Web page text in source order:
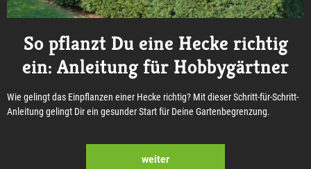
So pflanzt Du eine Hecke richtig
ein: Anleitung für Hobbygärtner
Wie gelingt das Einpflanzen einer Hecke richtig? Mit dieser Schritt-für-Schritt-
Anleitung gelingt Dir ein gesunder Start für Deine Gartenbegrenzung.
weiter